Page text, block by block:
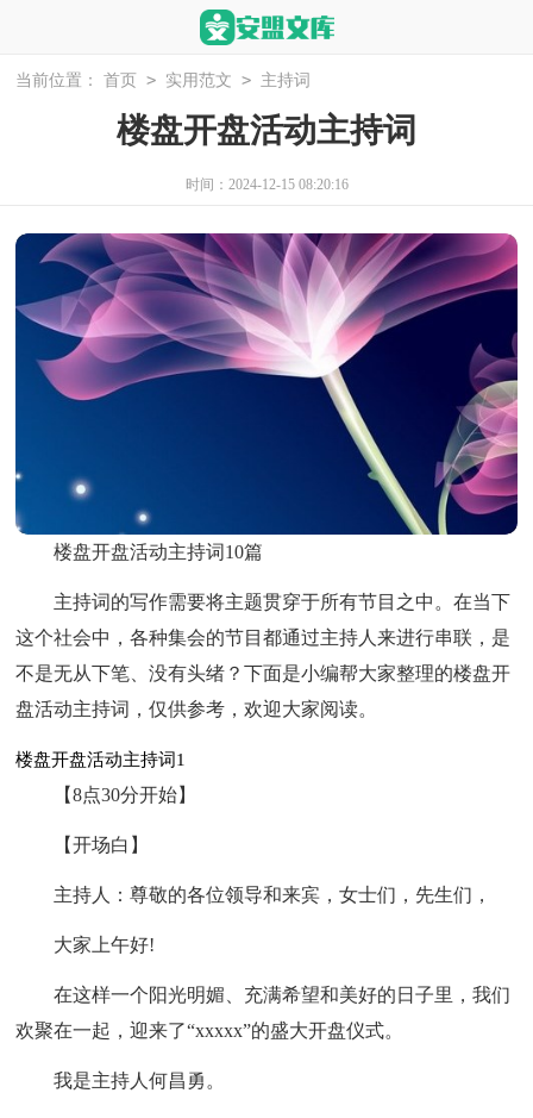
当前位置： 首页 > 实用范文 > 主持词
楼盘开盘活动主持词
时间：2024-12-15 08:20:16
楼盘开盘活动主持词10篇
主持词的写作需要将主题贯穿于所有节目之中。在当下
这个社会中，各种集会的节目都通过主持人来进行串联，是
不是无从下笔、没有头绪？下面是小编帮大家整理的楼盘开
盘活动主持词，仅供参考，欢迎大家阅读。
楼盘开盘活动主持词1
【8点30分开始】
【开场白】
主持人：尊敬的各位领导和来宾，女士们，先生们，
大家上午好!
在这样一个阳光明媚、充满希望和美好的日子里，我们
欢聚在一起，迎来了“xxxxx”的盛大开盘仪式。
我是主持人何昌勇。